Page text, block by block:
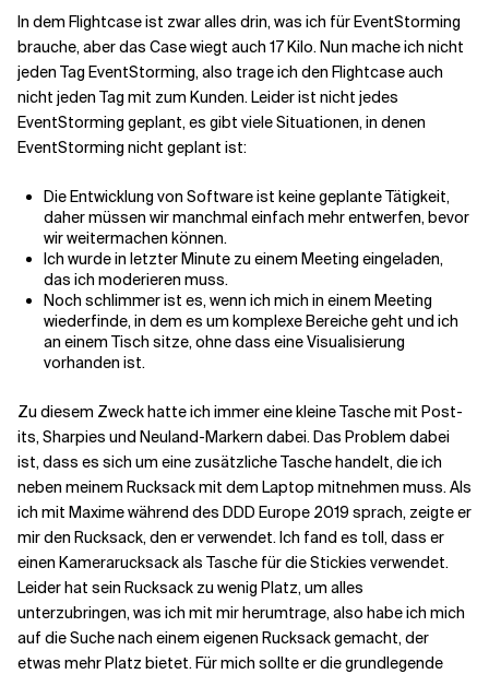
In dem Flightcase ist zwar alles drin, was ich für EventStorming
brauche, aber das Case wiegt auch 17 Kilo. Nun mache ich nicht
jeden Tag EventStorming, also trage ich den Flightcase auch
nicht jeden Tag mit zum Kunden. Leider ist nicht jedes
EventStorming geplant, es gibt viele Situationen, in denen
EventStorming nicht geplant ist:
Die Entwicklung von Software ist keine geplante Tätigkeit,
daher müssen wir manchmal einfach mehr entwerfen, bevor
wir weitermachen können.
Ich wurde in letzter Minute zu einem Meeting eingeladen,
das ich moderieren muss.
Noch schlimmer ist es, wenn ich mich in einem Meeting
wiederfinde, in dem es um komplexe Bereiche geht und ich
an einem Tisch sitze, ohne dass eine Visualisierung
vorhanden ist.
Zu diesem Zweck hatte ich immer eine kleine Tasche mit Post-
its, Sharpies und Neuland-Markern dabei. Das Problem dabei
ist, dass es sich um eine zusätzliche Tasche handelt, die ich
neben meinem Rucksack mit dem Laptop mitnehmen muss. Als
ich mit Maxime während des DDD Europe 2019 sprach, zeigte er
mir den Rucksack, den er verwendet. Ich fand es toll, dass er
einen Kamerarucksack als Tasche für die Stickies verwendet.
Leider hat sein Rucksack zu wenig Platz, um alles
unterzubringen, was ich mit mir herumtrage, also habe ich mich
auf die Suche nach einem eigenen Rucksack gemacht, der
etwas mehr Platz bietet. Für mich sollte er die grundlegende